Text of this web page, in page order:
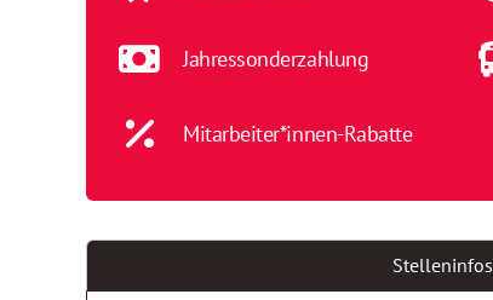
Jahressonderzahlung
Mitarbeiter*innen-Rabatte
Stelleninfos